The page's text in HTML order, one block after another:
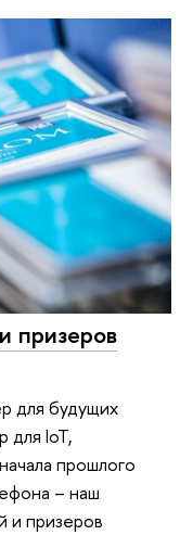
призеров
для будущих
для IoT,
прошлого
– наш
и призеров